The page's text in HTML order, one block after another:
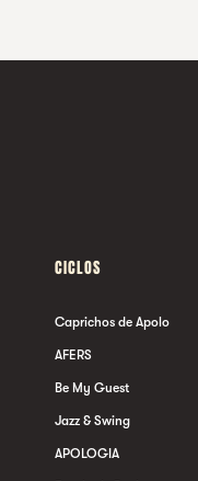
CICLOS
Caprichos de Apolo
AFERS
Be My Guest
Jazz & Swing
APOLOGIA